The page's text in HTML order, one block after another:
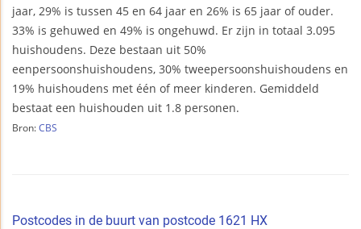
jaar, 29% is tussen 45 en 64 jaar en 26% is 65 jaar of ouder.
33% is gehuwed en 49% is ongehuwd. Er zijn in totaal 3.095
huishoudens. Deze bestaan uit 50%
eenpersoonshuishoudens, 30% tweepersoonshuishoudens en
19% huishoudens met één of meer kinderen. Gemiddeld
bestaat een huishouden uit 1.8 personen.
Bron: CBS
Postcodes in de buurt van postcode 1621 HX